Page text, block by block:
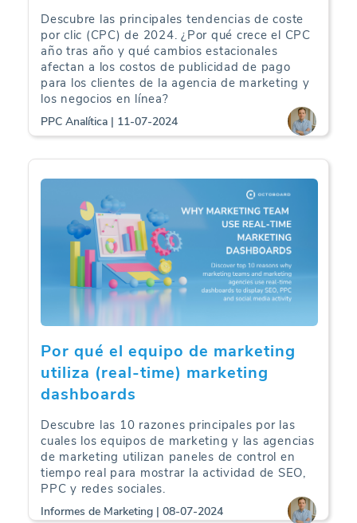
Descubre las principales tendencias de coste
por clic (CPC) de 2024. ¿Por qué crece el CPC
año tras año y qué cambios estacionales
afectan a los costos de publicidad de pago
para los clientes de la agencia de marketing y
los negocios en línea?
PPC Analítica | 11-07-2024
Por qué el equipo de marketing
utiliza (real-time) marketing
dashboards
Descubre las 10 razones principales por las
cuales los equipos de marketing y las agencias
de marketing utilizan paneles de control en
tiempo real para mostrar la actividad de SEO,
PPC y redes sociales.
Informes de Marketing | 08-07-2024